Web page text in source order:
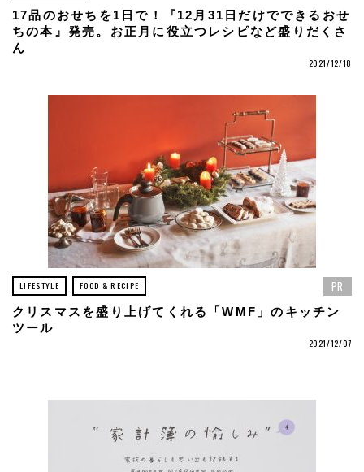
17品のおせちを1日で！『12月31日だけでできるおせ
ちの本』発売。お正月に役立つレシピなど盛りだくさ
ん
2021/12/18
LIFESTYLE FOOD & RECIPE PR
クリスマスを盛り上げてくれる「WMF」のキッチン
ツール
2021/12/07